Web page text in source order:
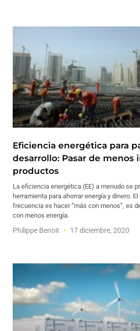
Eficiencia energética para
desarrollo: Pasar de menos
productos
La eficiencia energética (EE) a menudo se
herramienta para ahorrar energía y dinero.
frecuencia es hacer “más con menos”, es
con menos energía.
Philippe Benoit 17 diciembre, 2020